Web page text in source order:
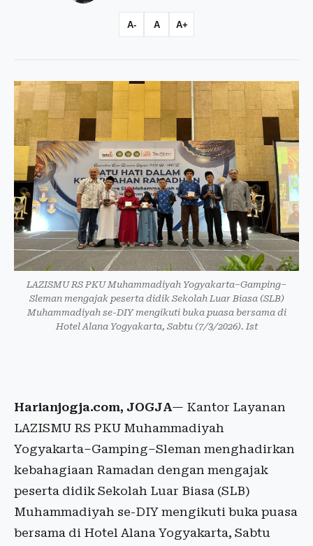
A- A A+
LAZISMU RS PKU Muhammadiyah Yogyakarta–Gamping–
Sleman mengajak peserta didik Sekolah Luar Biasa (SLB)
Muhammadiyah se-DIY mengikuti buka puasa bersama di
Hotel Alana Yogyakarta, Sabtu (7/3/2026). Ist
Harianjogja.com, JOGJA— Kantor Layanan
LAZISMU RS PKU Muhammadiyah
Yogyakarta–Gamping–Sleman menghadirkan
kebahagiaan Ramadan dengan mengajak
peserta didik Sekolah Luar Biasa (SLB)
Muhammadiyah se-DIY mengikuti buka puasa
bersama di Hotel Alana Yogyakarta, Sabtu